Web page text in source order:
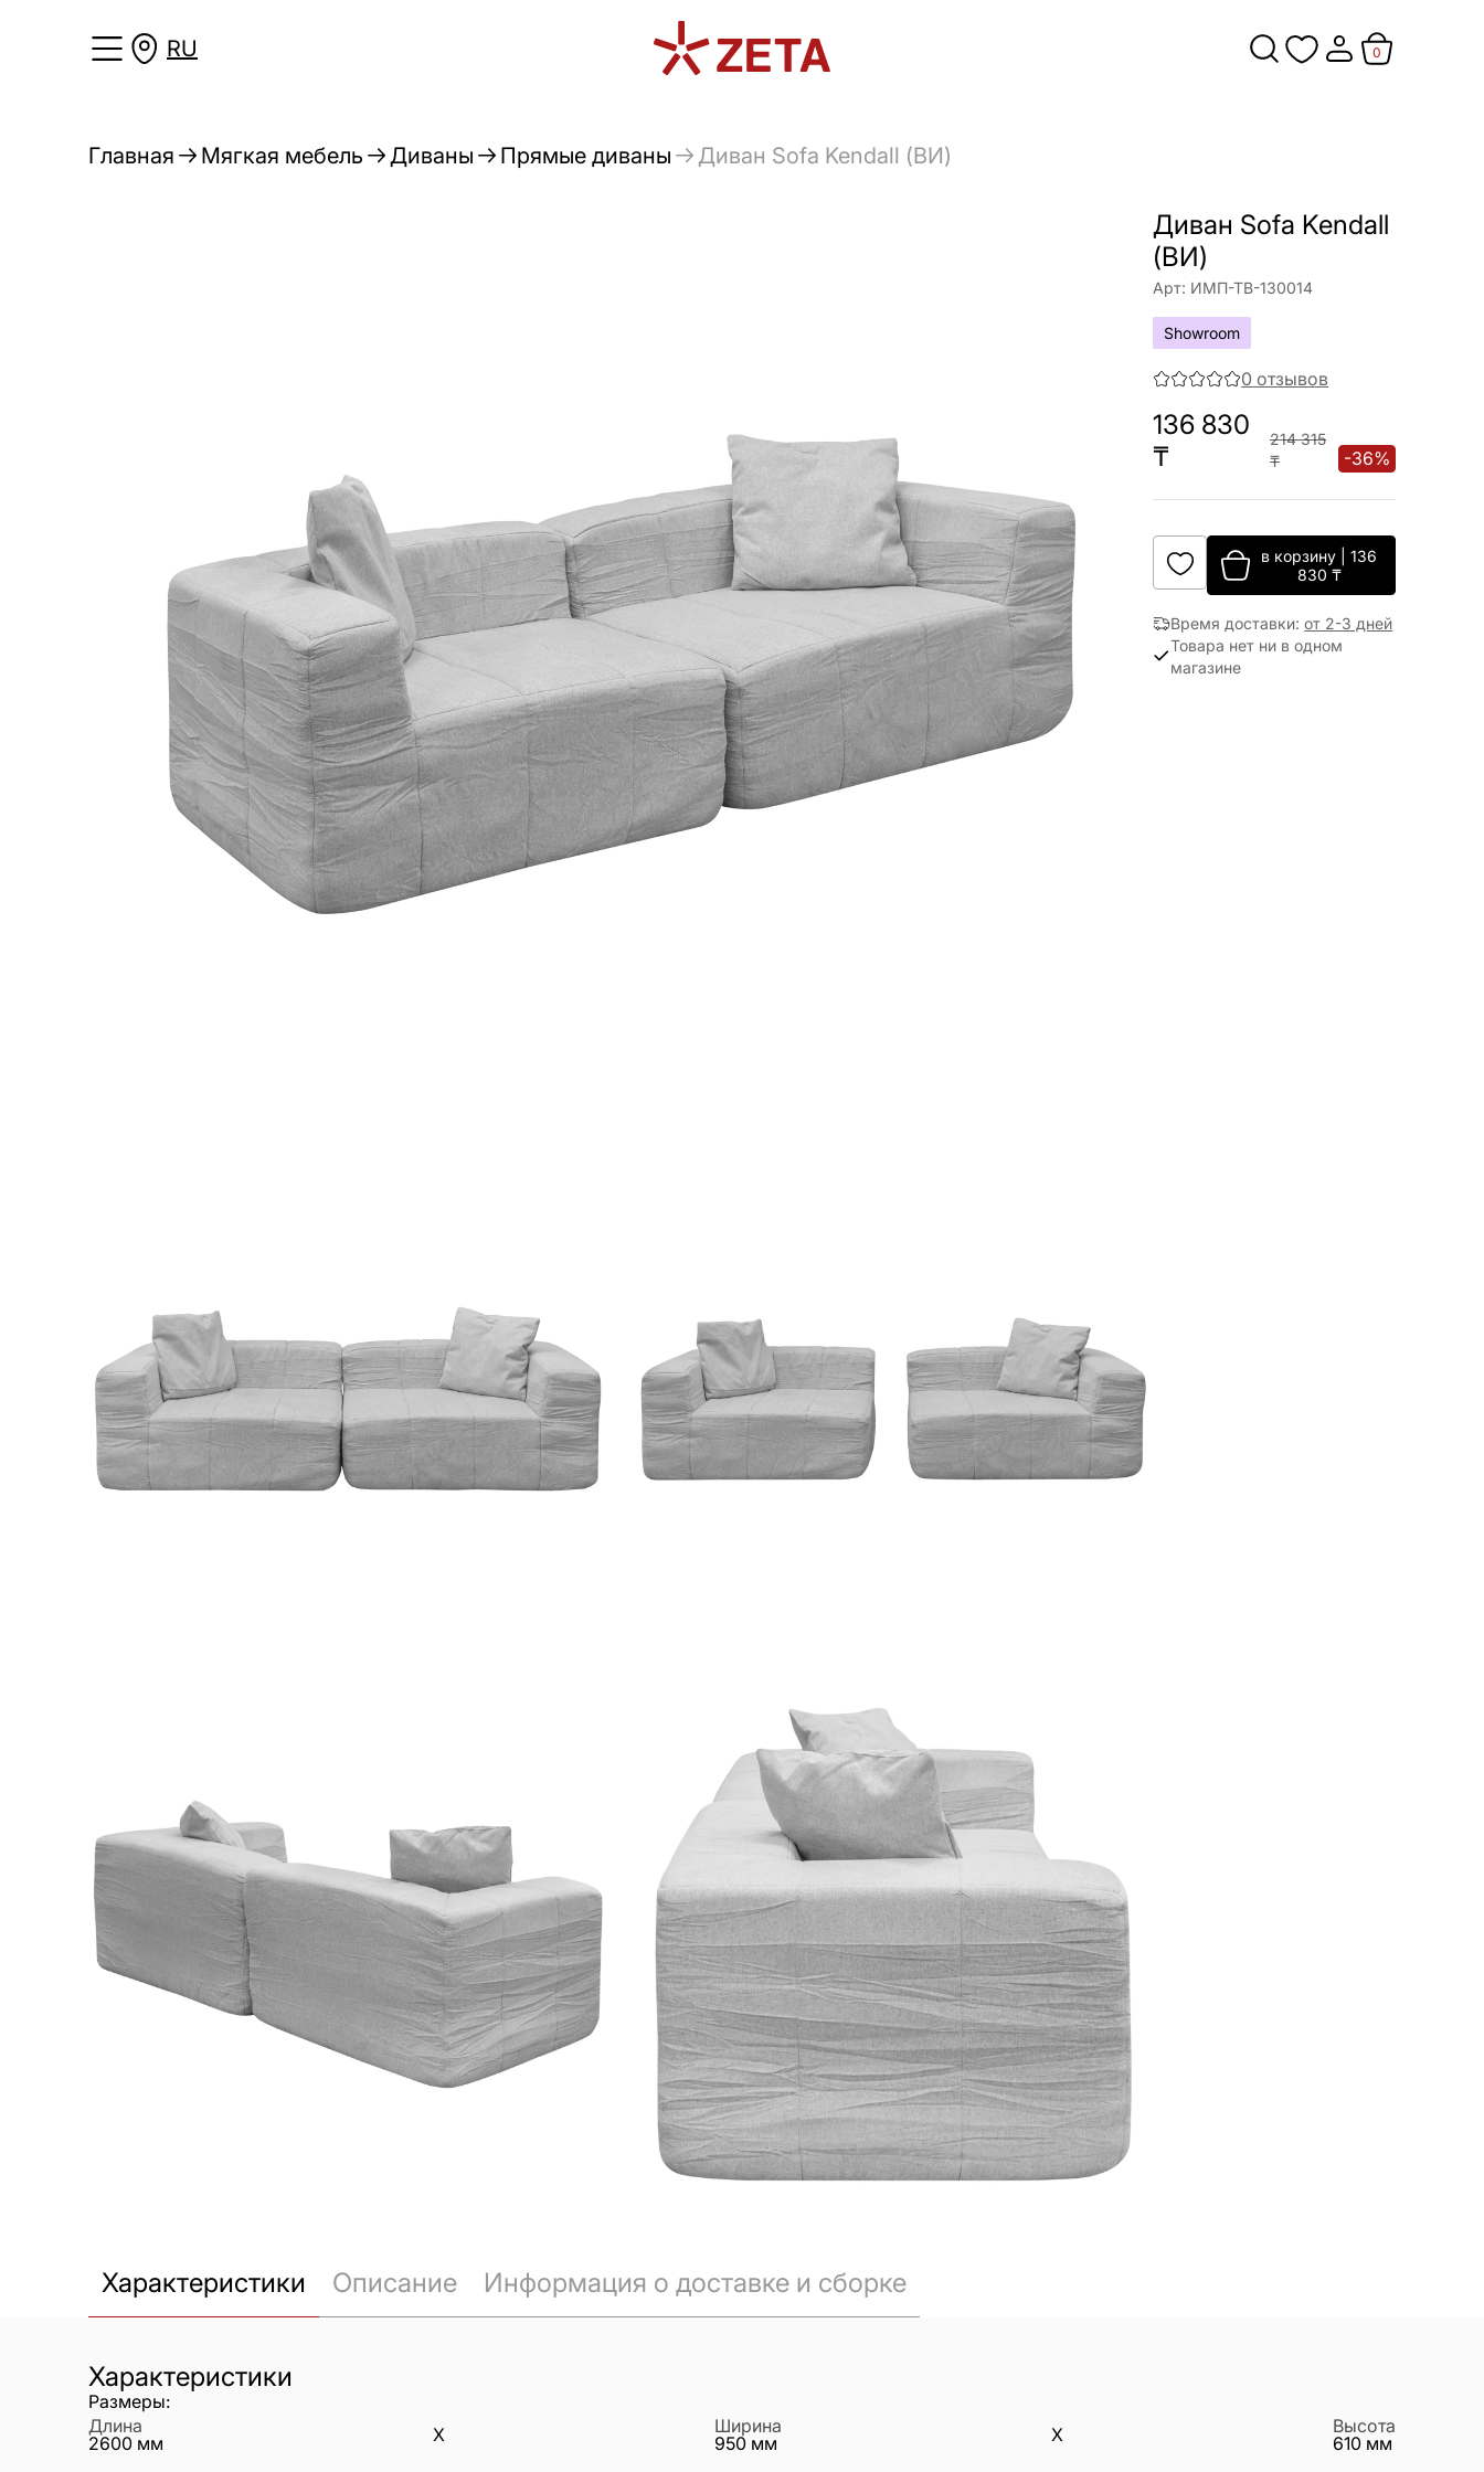
RU 0
Главная Мягкая мебель Диваны Прямые диваны Диван Sofa Kendall (ВИ)
Диван Sofa Kendall
(ВИ)
Арт: ИМП-ТВ-130014
Showroom
0 отзывов
136 830
₸
214 315
₸
-36%
в корзину |136
830 ₸
Время доставки:от 2-3 дней
Товара нет ни в одном
магазине
Характеристики Описание Информация о доставке и сборке
Характеристики
Размеры:
Длина
2600 мм X
Ширина
950 мм X
Высота
610 мм